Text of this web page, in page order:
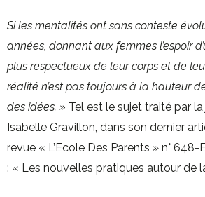
Si les mentalités ont sans conteste
années, donnant aux femmes l’espoir
plus respectueux de leur corps et de
réalité n’est pas toujours à la hauteur
des idées. » Tel est le sujet traité par
Isabelle Gravillon, dans son dernier
revue « L’Ecole Des Parents » n°
: « Les nouvelles pratiques autour de